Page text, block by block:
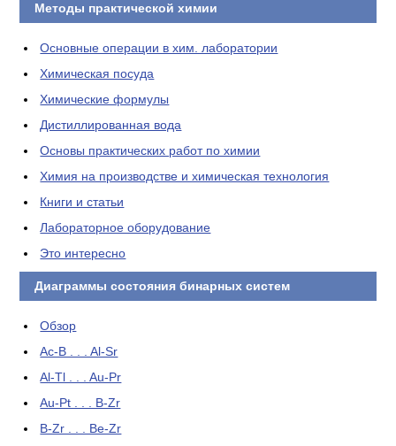
Методы практической химии
Основные операции в хим. лаборатории
Химическая посуда
Химические формулы
Дистиллированная вода
Основы практических работ по химии
Химия на производстве и химическая технология
Книги и статьи
Лабораторное оборудование
Это интересно
Диаграммы состояния бинарных систем
Обзор
Ac-B . . . Al-Sr
Al-Tl . . . Au-Pr
Au-Pt . . . B-Zr
B-Zr . . . Be-Zr